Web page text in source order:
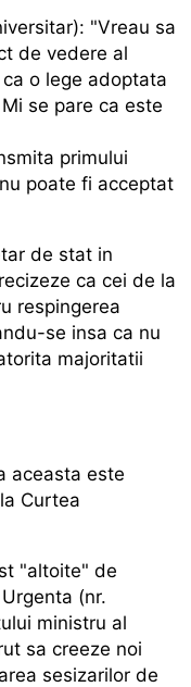
"Vreau sa
de vedere al
o lege adoptata
se pare ca este
primului
poate fi acceptat
de stat in
ca cei de la
respingerea
se insa ca nu
majoritatii
aceasta este
Curtea
"altoite" de
(nr.
ministru al
sa creeze noi
sesizarilor de